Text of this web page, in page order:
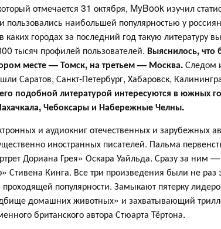
отмечается 31 октября, MyBook изучил
пользовались наибольшей популярностью у
каких городах за последний год такую литературу
тысяч профилей пользователей. Выяснилось, что
месте — Томск, на третьем — Москва.Следом
Саратов, Санкт-Петербург, Хабаровск,
подобной литературой интересуются в южных
Чебоксары и Набережные Челны.
и аудиокниг отечественных и зарубежных
иностранных писателей. Пальма
Дориана Грея» Оскара Уайльда. Сразу за ним
Стивена Кинга. Все три произведения были не раз
популярности. Замыкают пятерку
домашних животных» и захватывающий
британского автора Стюарта Тёртона.